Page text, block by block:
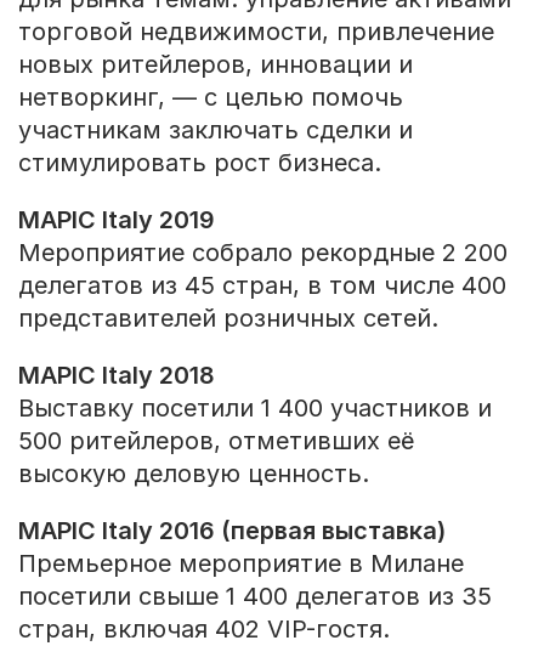
торговой недвижимости, привлечение
новых ритейлеров, инновации и
нетворкинг, — с целью помочь
участникам заключать сделки и
стимулировать рост бизнеса.
MAPIC Italy 2019
Мероприятие собрало рекордные 2 200
делегатов из 45 стран, в том числе 400
представителей розничных сетей.
MAPIC Italy 2018
Выставку посетили 1 400 участников и
500 ритейлеров, отметивших её
высокую деловую ценность.
MAPIC Italy 2016 (первая выставка)
Премьерное мероприятие в Милане
посетили свыше 1 400 делегатов из 35
стран, включая 402 VIP-гостя.